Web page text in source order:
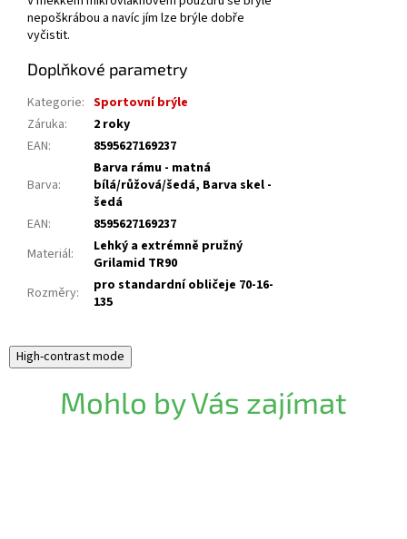
nepoškrábou a navíc jím lze brýle dobře
vyčistit.
Doplňkové parametry
Kategorie: Sportovní brýle
Záruka:
2 roky
EAN: 8595627169237
Barva:
Barva rámu - matná
bílá/růžová/šedá, Barva skel -
šedá
EAN:
8595627169237
Materiál:
Lehký a extrémně pružný
Grilamid TR90
Rozměry:
pro standardní obličeje 70-16-
135
High-contrast mode
Mohlo by Vás zajímat